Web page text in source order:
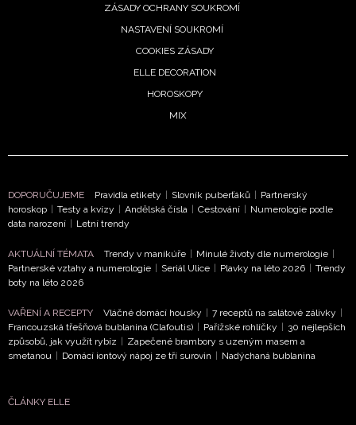
ZÁSADY OCHRANY SOUKROMÍ
NASTAVENÍ SOUKROMÍ
COOKIES ZÁSADY
ELLE DECORATION
HOROSKOPY
MIX
DOPORUČUJEME Pravidla etikety | Slovník puberťáků | Partnerský
horoskop | Testy a kvízy | Andělská čísla | Cestování | Numerologie podle
data narození | Letní trendy
AKTUÁLNÍ TÉMATA Trendy v manikúře | Minulé životy dle numerologie |
Partnerské vztahy a numerologie | Seriál Ulice | Plavky na léto 2026 | Trendy
boty na léto 2026
VAŘENÍ A RECEPTY Vláčné domácí housky | 7 receptů na salátové zálivky |
Francouzská třešňová bublanina (Clafoutis) | Pařížské rohlíčky | 30 nejlepších
způsobů, jak využít rybíz | Zapečené brambory s uzeným masem a
smetanou | Domácí iontový nápoj ze tří surovin | Nadýchaná bublanina
ČLÁNKY ELLE